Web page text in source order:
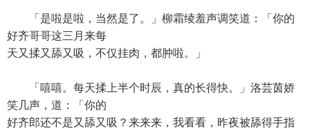
「是啦是啦，当然是了。」柳霜绫羞声调笑道：「你的
好齐哥哥这三月来每
天又揉又舔又吸，不仅挂肉，都肿啦。」
「嘻嘻。每天揉上半个时辰，真的长得快。」洛芸茵娇
笑几声，道：「你的
好齐郎还不是又舔又吸？来来来，我看看，昨夜被舔得手指